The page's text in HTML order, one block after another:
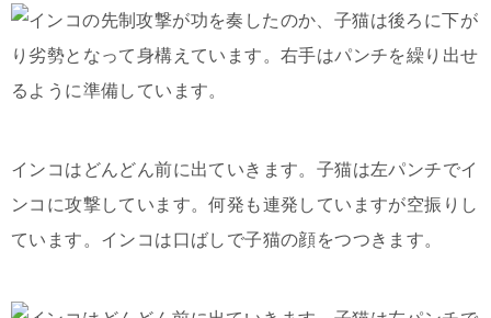
インコはどんどん前に出ていきます。子猫は左パンチでイ
ンコに攻撃しています。何発も連発していますが空振りし
ています。インコは口ばしで子猫の顔をつつきます。